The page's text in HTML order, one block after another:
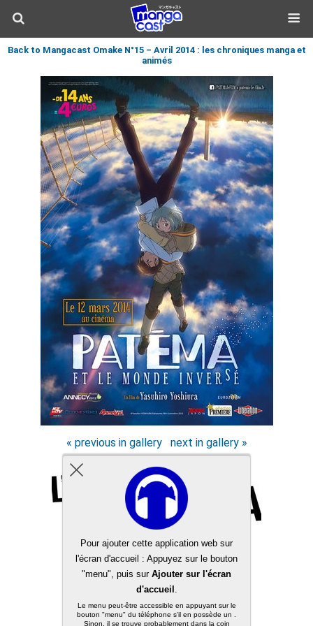
Back to Mangacast Omake N°15 – Avril 2014 : les chroniques manga et
animés
« previous in gallery next in gallery »